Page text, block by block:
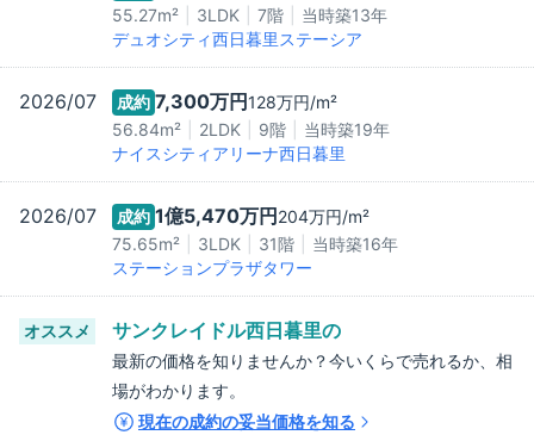
55.27m²
3LDK 7階 当時築13年
デュオシティ西日暮里ステーシア
2026/07 成約 7,300万円128万円/m²
56.84m²
2LDK 9階 当時築19年
ナイスシティアリーナ西日暮里
2026/07 成約 1億5,470万円 204万円/m²
75.65m²
3LDK 31階 当時築16年
ステーションプラザタワー
オススメ サンクレイドル西日暮里の
最新の価格を知りませんか？今いくらで売れるか、相
場がわかります。
現在の成約の妥当価格を知る